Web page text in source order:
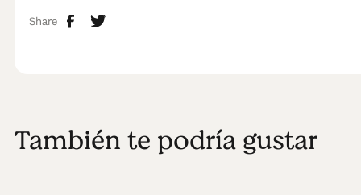
Share
También te podría gustar